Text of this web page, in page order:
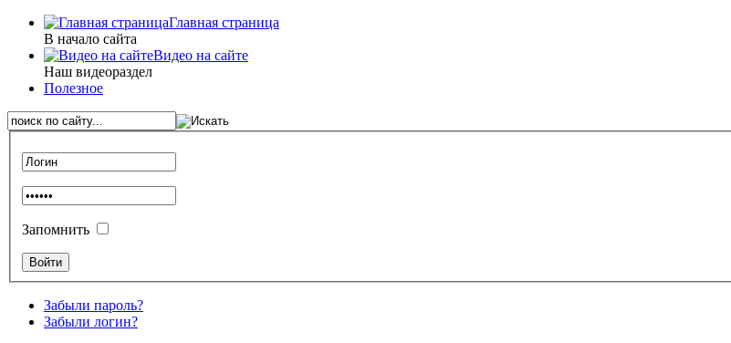
Главная страница
В начало сайта
Видео на сайте
Наш видеораздел
Полезное
Запомнить
Забыли пароль?
Забыли логин?